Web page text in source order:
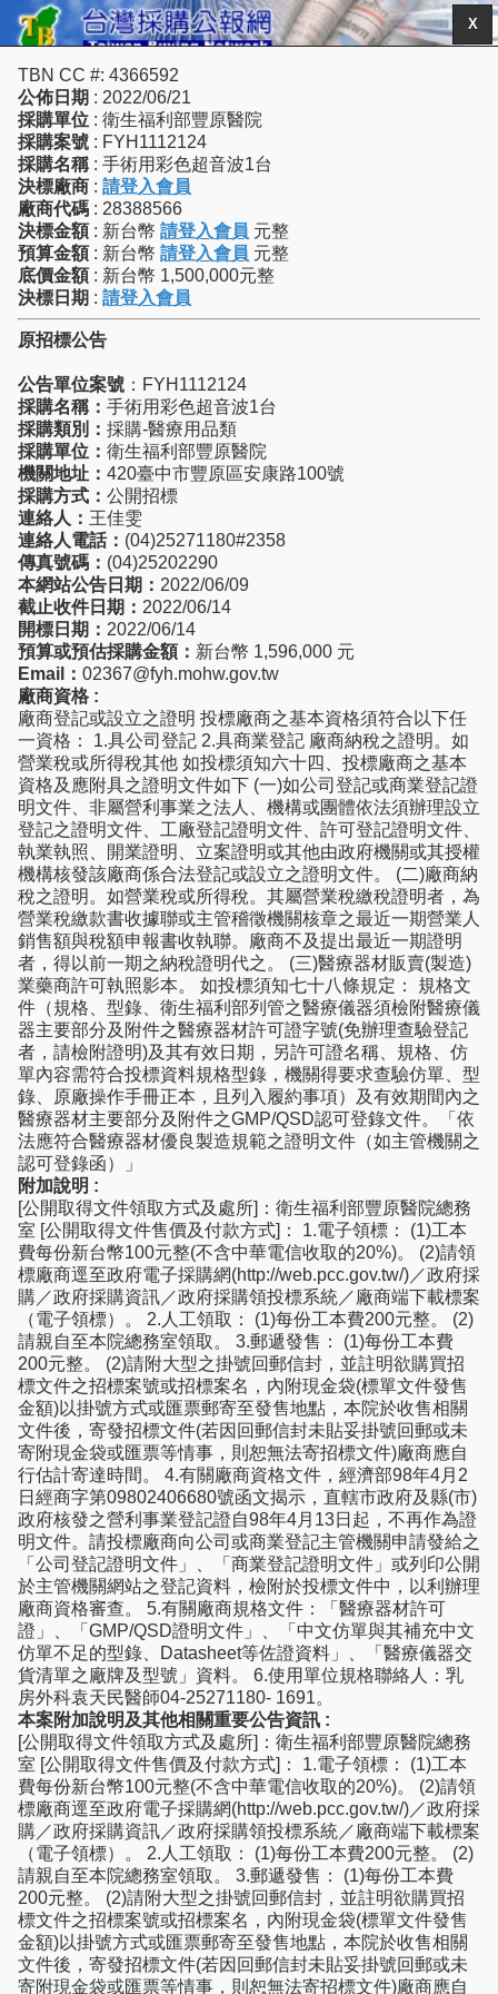
X
TBN CC #: 4366592
公佈日期 : 2022/06/21
採購單位 : 衛生福利部豐原醫院
採購案號 : FYH1112124
採購名稱 : 手術用彩色超音波1台
決標廠商 : 請登入會員
廠商代碼 : 28388566
決標金額 : 新台幣 請登入會員 元整
預算金額 : 新台幣 請登入會員 元整
底價金額 : 新台幣 1,500,000元整
決標日期 : 請登入會員
原招標公告
公告單位案號 ：FYH1112124
採購名稱： 手術用彩色超音波1台
採購類別： 採購-醫療用品類
採購單位： 衛生福利部豐原醫院
機關地址： 420臺中市豐原區安康路100號
採購方式： 公開招標
連絡人： 王佳雯
連絡人電話： (04)25271180#2358
傳真號碼： (04)25202290
本網站公告日期： 2022/06/09
截止收件日期： 2022/06/14
開標日期： 2022/06/14
預算或預估採購金額： 新台幣 1,596,000 元
Email： 02367@fyh.mohw.gov.tw
廠商資格 :
廠商登記或設立之證明 投標廠商之基本資格須符合以下任
一資格： 1.具公司登記 2.具商業登記 廠商納稅之證明。如
營業稅或所得稅其他 如投標須知六十四、投標廠商之基本
資格及應附具之證明文件如下 (一)如公司登記或商業登記證
明文件、非屬營利事業之法人、機構或團體依法須辦理設立
登記之證明文件、工廠登記證明文件、許可登記證明文件、
執業執照、開業證明、立案證明或其他由政府機關或其授權
機構核發該廠商係合法登記或設立之證明文件。 (二)廠商納
稅之證明。如營業稅或所得稅。其屬營業稅繳稅證明者，為
營業稅繳款書收據聯或主管稽徵機關核章之最近一期營業人
銷售額與稅額申報書收執聯。廠商不及提出最近一期證明
者，得以前一期之納稅證明代之。 (三)醫療器材販賣(製造)
業藥商許可執照影本。 如投標須知七十八條規定： 規格文
件（規格、型錄、衛生福利部列管之醫療儀器須檢附醫療儀
器主要部分及附件之醫療器材許可證字號(免辦理查驗登記
者，請檢附證明)及其有效日期，另許可證名稱、規格、仿
單內容需符合投標資料規格型錄，機關得要求查驗仿單、型
錄、原廠操作手冊正本，且列入履約事項）及有效期間內之
醫療器材主要部分及附件之GMP/QSD認可登錄文件。「依
法應符合醫療器材優良製造規範之證明文件（如主管機關之
認可登錄函）」
附加說明 :
[公開取得文件領取方式及處所]：衛生福利部豐原醫院總務
室 [公開取得文件售價及付款方式]： 1.電子領標： (1)工本
費每份新台幣100元整(不含中華電信收取的20%)。 (2)請領
標廠商逕至政府電子採購網(http://web.pcc.gov.tw/)／政府採
購／政府採購資訊／政府採購領投標系統／廠商端下載標案
（電子領標）。 2.人工領取： (1)每份工本費200元整。 (2)
請親自至本院總務室領取。 3.郵遞發售： (1)每份工本費
200元整。 (2)請附大型之掛號回郵信封，並註明欲購買招
標文件之招標案號或招標案名，內附現金袋(標單文件發售
金額)以掛號方式或匯票郵寄至發售地點，本院於收售相關
文件後，寄發招標文件(若因回郵信封未貼妥掛號回郵或未
寄附現金袋或匯票等情事，則恕無法寄招標文件)廠商應自
行估計寄達時間。 4.有關廠商資格文件，經濟部98年4月2
日經商字第09802406680號函文揭示，直轄市政府及縣(市)
政府核發之營利事業登記證自98年4月13日起，不再作為證
明文件。請投標廠商向公司或商業登記主管機關申請發給之
「公司登記證明文件」、「商業登記證明文件」或列印公開
於主管機關網站之登記資料，檢附於投標文件中，以利辦理
廠商資格審查。 5.有關廠商規格文件：「醫療器材許可
證」、「GMP/QSD證明文件」、「中文仿單與其補充中文
仿單不足的型錄、Datasheet等佐證資料」、「醫療儀器交
貨清單之廠牌及型號」資料。 6.使用單位規格聯絡人：乳
房外科袁天民醫師04-25271180- 1691。
本案附加說明及其他相關重要公告資訊 :
[公開取得文件領取方式及處所]：衛生福利部豐原醫院總務
室 [公開取得文件售價及付款方式]： 1.電子領標： (1)工本
費每份新台幣100元整(不含中華電信收取的20%)。 (2)請領
標廠商逕至政府電子採購網(http://web.pcc.gov.tw/)／政府採
購／政府採購資訊／政府採購領投標系統／廠商端下載標案
（電子領標）。 2.人工領取： (1)每份工本費200元整。 (2)
請親自至本院總務室領取。 3.郵遞發售： (1)每份工本費
200元整。 (2)請附大型之掛號回郵信封，並註明欲購買招
標文件之招標案號或招標案名，內附現金袋(標單文件發售
金額)以掛號方式或匯票郵寄至發售地點，本院於收售相關
文件後，寄發招標文件(若因回郵信封未貼妥掛號回郵或未
寄附現金袋或匯票等情事，則恕無法寄招標文件)廠商應自